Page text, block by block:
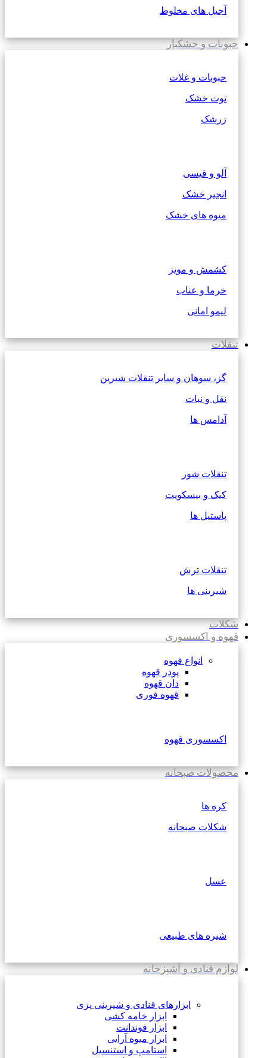
آجیل های مخلوط
حبوبات و خشکبار
حبوبات و غلات
توت خشک
زرشک
آلو و قیسی
انجیر خشک
میوه های خشک
کشمش و مویز
خرما و عناب
لیمو امانی
تنقلات
گز، سوهان و سایر تنقلات شیرین
نقل و نبات
آدامس ها
تنقلات شور
کیک و بیسکویت
پاستیل ها
تنقلات ترش
شیرینی ها
شکلات
قهوه و اکسسوری
انواع قهوه
پودر قهوه
دان قهوه
قهوه فوری
اکسسوری قهوه
محصولات صبحانه
کره ها
شکلات صبحانه
عسل
شیره های طبیعی
لوازم قنادی و آشپزخانه
ابزارهای قنادی و شیرینی پزی
ابزار خامه کشی
ابزار فوندانت
ابزار میوه آرایی
استامپ و استنسیل